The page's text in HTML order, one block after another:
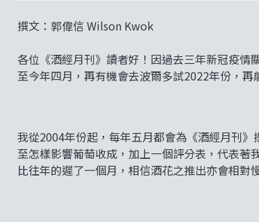
撰文：郭偉信 Wilson Kwok
各位《酒經月刊》讀者好！因過去三年新冠疫
至今年四月，再有機會去波爾多試2022年份，再
我從2004年份起，每年五月都會為《酒經月刊
至怎樣影響葡萄收成，加上一個評分表，代表著
比往年的遲了一個月，相信酒花之推出亦會相對